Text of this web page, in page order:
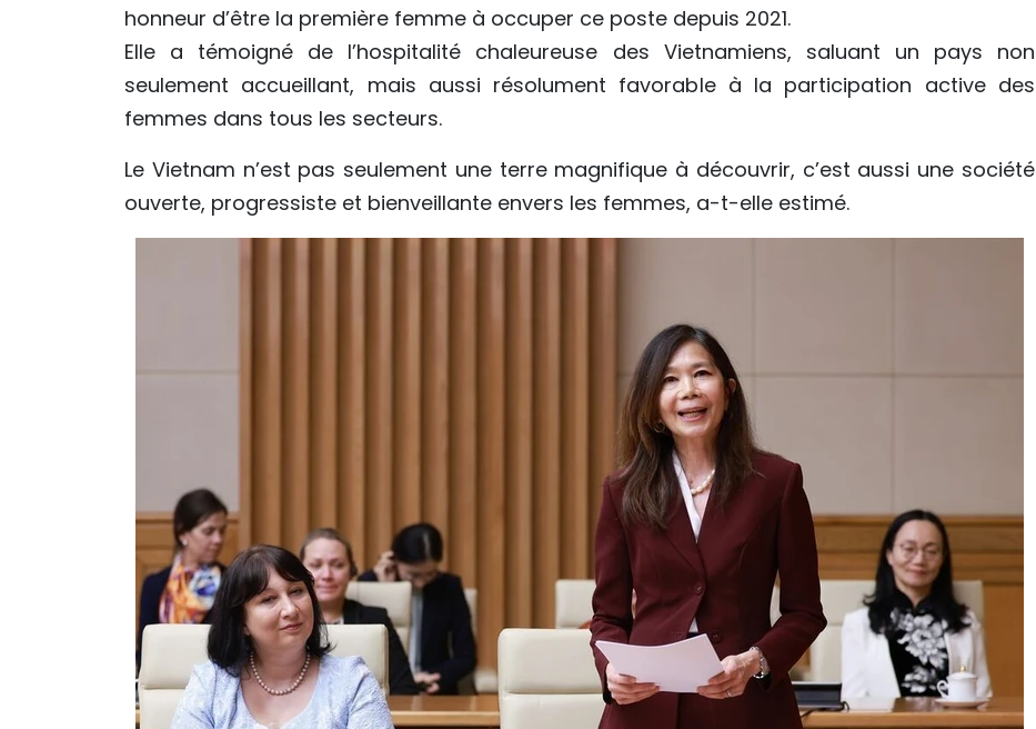
honneur d’être la première femme à occuper ce poste depuis 2021.
Elle a témoigné de l’hospitalité chaleureuse des Vietnamiens, saluant un pays non
seulement accueillant, mais aussi résolument favorable à la participation active des
femmes dans tous les secteurs.
Le Vietnam n’est pas seulement une terre magnifique à découvrir, c’est aussi une société
ouverte, progressiste et bienveillante envers les femmes, a-t-elle estimé.